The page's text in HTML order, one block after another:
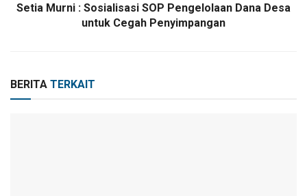
Setia Murni : Sosialisasi SOP Pengelolaan Dana Desa
untuk Cegah Penyimpangan
BERITA TERKAIT